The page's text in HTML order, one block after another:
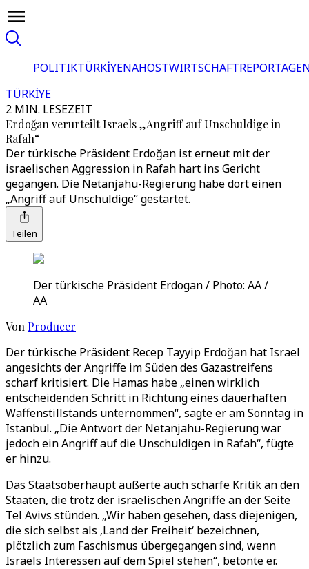
POLITIKTÜRKİYENAHOSTWIRTSCHAFT
TÜRKİYE
2 MIN. LESEZEIT
Erdoğan verurteilt Israels „Angriff auf Unschuldige in
Rafah“
Der türkische Präsident Erdoğan ist erneut mit der
israelischen Aggression in Rafah hart ins Gericht
gegangen. Die Netanjahu-Regierung habe dort einen
„Angriff auf Unschuldige“ gestartet.
Teilen
Der türkische Präsident Erdogan / Photo: AA /
AA
Von Producer
Der türkische Präsident Recep Tayyip Erdoğan hat Israel
angesichts der Angriffe im Süden des Gazastreifens
scharf kritisiert. Die Hamas habe „einen wirklich
entscheidenden Schritt in Richtung eines dauerhaften
Waffenstillstands unternommen“, sagte er am Sonntag in
Istanbul. „Die Antwort der Netanjahu-Regierung war
jedoch ein Angriff auf die Unschuldigen in Rafah“, fügte
er hinzu.
Das Staatsoberhaupt äußerte auch scharfe Kritik an den
Staaten, die trotz der israelischen Angriffe an der Seite
Tel Avivs stünden. „Wir haben gesehen, dass diejenigen,
die sich selbst als ‚Land der Freiheit‘ bezeichnen,
plötzlich zum Faschismus übergegangen sind, wenn
Israels Interessen auf dem Spiel stehen“, betonte er.